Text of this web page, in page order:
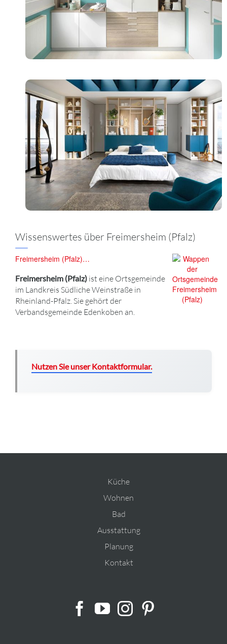
Wissenswertes über Freimersheim (Pfalz)
Freimersheim (Pfalz)…
Freimersheim (Pfalz) ist eine Ortsgemeinde
im Landkreis Südliche Weinstraße in
Rheinland-Pfalz. Sie gehört der
Verbandsgemeinde Edenkoben an.
Nutzen Sie unser Kontaktformular.
Küche
Wohnen
Bad
Ausstattung
Planung
Kontakt